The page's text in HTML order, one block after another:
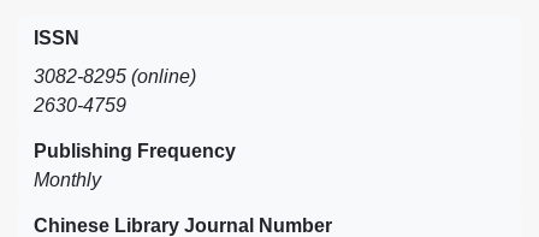
ISSN
3082-8295 (online)
2630-4759
Publishing Frequency
Monthly
Chinese Library Journal Number